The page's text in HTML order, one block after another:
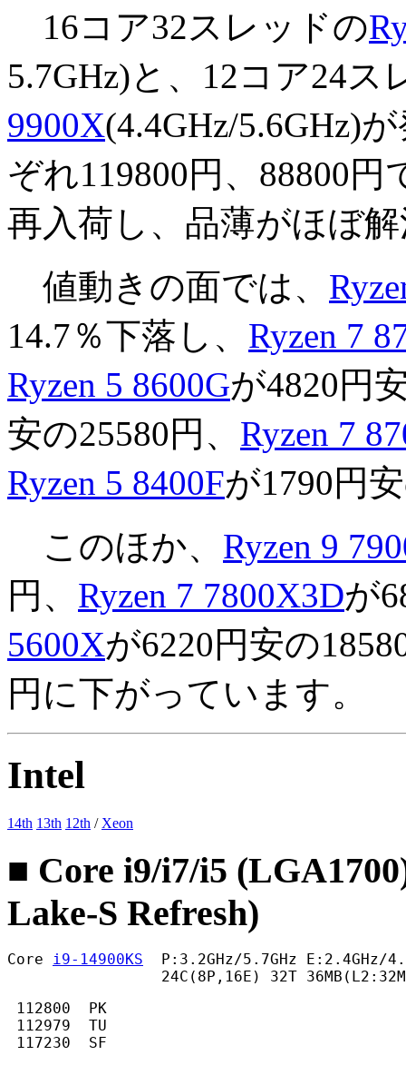
16コア32スレッドの
5.7GHz)と、12コア24ス
9900X(4.4GHz/5.6GHz)
ぞれ119800円、88800円
再入荷し、品薄がほぼ
値動きの面では、
14.7％下落し、 Ryzen 7
Ryzen 5 8600Gが4820円
安の25580円、 Ryzen 7
Ryzen 5 8400Fが1790円
このほか、 Ryzen 9
円、 Ryzen 7 7800X3Dが
5600Xが6220円安の
円に下がっています。
Intel
14th 13th 12th / Xeon
■ Core i9/i7/i5
Lake-S Refresh)
Core i9-14900KS
P:3.2GHz/5.7GHz E:2.4GHz/
24C(8P,16E) 32T
112800  PK
112979  TU
117230  SF